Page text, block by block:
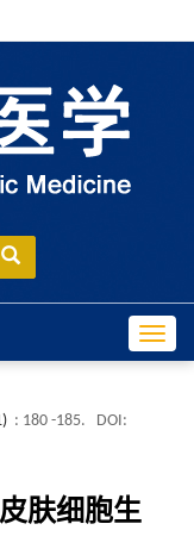
: 180 -185.
DOI:
肤细胞生